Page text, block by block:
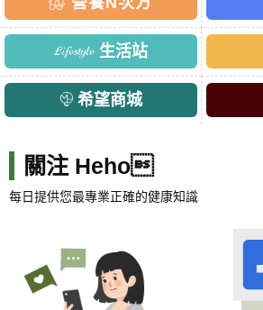
生活站
希望商城
關注 Heho
每日提供您最專業正確的健康知識